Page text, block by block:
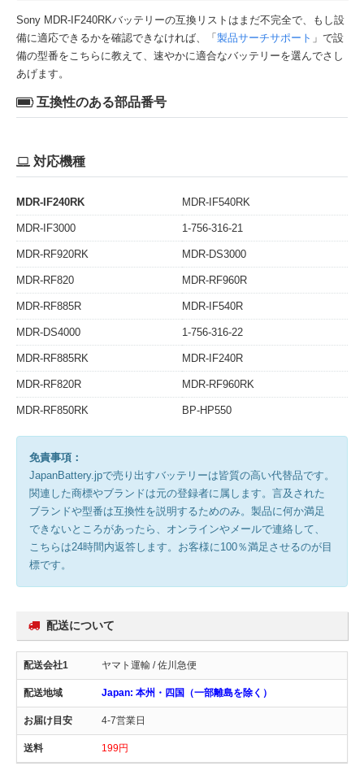
Sony MDR-IF240RKバッテリーの互換リストはまだ不完全で、もし設
備に適応できるかを確認できなければ、「製品サーチサポート 」で設
備の型番をこちらに教えて、速やかに適合なバッテリーを選んでさし
あげます。
互換性のある部品番号
対応機種
MDR-IF240RK MDR-IF540RK
MDR-IF3000 1-756-316-21
MDR-RF920RK MDR-DS3000
MDR-RF820 MDR-RF960R
MDR-RF885R MDR-IF540R
MDR-DS4000 1-756-316-22
MDR-RF885RK MDR-IF240R
MDR-RF820R MDR-RF960RK
MDR-RF850RK BP-HP550
免責事項：
JapanBattery.jpで売り出すバッテリーは皆質の高い代替品です。
関連した商標やブランドは元の登録者に属します。言及された
ブランドや型番は互換性を説明するためのみ。製品に何か満足
できないところがあったら、オンラインやメールで連絡して、
こちらは24時間内返答します。お客様に100％満足させるのが目
標です。
配送について
ヤマト運輸 / 佐川急便
Japan: 本州・四国（一部離島を除く）
4-7営業日
199円